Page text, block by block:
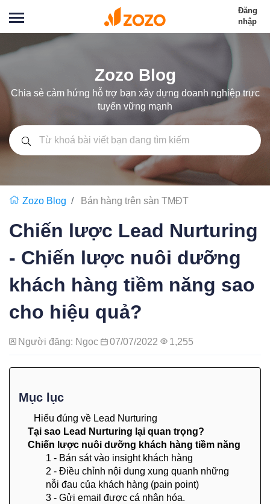
Đăng
nhập
Zozo Blog
Chia sẻ cảm hứng hỗ trợ bạn xây dựng doanh nghiệp trực
tuyến vững mạnh
Zozo Blog Bán hàng trên sàn TMĐT
Chiến lược Lead Nurturing
- Chiến lược nuôi dưỡng
khách hàng tiềm năng sao
cho hiệu quả?
Người đăng: Ngọc 07/07/2022 1,255
Mục lục
Hiểu đúng về Lead Nurturing
Tại sao Lead Nurturing lại quan trọng?
Chiến lược nuôi dưỡng khách hàng tiềm năng
1 - Bán sát vào insight khách hàng
2 - Điều chỉnh nội dung xung quanh những
nỗi đau của khách hàng (pain point)
3 - Gửi email được cá nhân hóa.